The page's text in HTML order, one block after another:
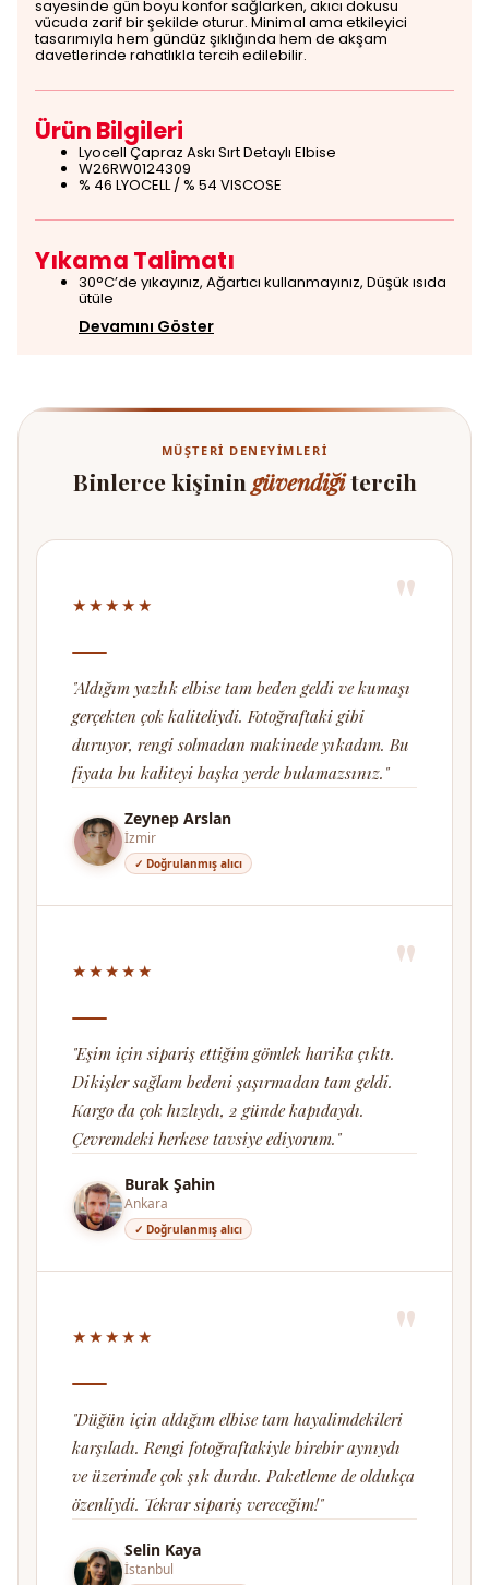
sayesinde gün boyu konfor sağlarken, akıcı dokusu
vücuda zarif bir şekilde oturur. Minimal ama etkileyici
tasarımıyla hem gündüz şıklığında hem de akşam
davetlerinde rahatlıkla tercih edilebilir.
Ürün Bilgileri
Lyocell Çapraz Askı Sırt Detaylı Elbise
W26RW0124309
% 46 LYOCELL / % 54 VISCOSE
Yıkama Talimatı
30°C’de yıkayınız, Ağartıcı kullanmayınız, Düşük ısıda
ütüle
Devamını Göster
MÜŞTERI DENEYIMLERI
Binlerce kişinin güvendiğitercih
★★★★★ "
"Aldığım yazlık elbise tam beden geldi ve kumaşı
gerçekten çok kaliteliydi. Fotoğraftaki gibi
duruyor, rengi solmadan makinede yıkadım. Bu
fiyata bu kaliteyi başka yerde bulamazsınız."
Zeynep Arslan
İzmir
✓ Doğrulanmış alıcı
★★★★★ "
"Eşim için sipariş ettiğim gömlek harika çıktı.
Dikişler sağlam bedeni şaşırmadan tam geldi.
Kargo da çok hızlıydı, 2 günde kapıdaydı.
Çevremdeki herkese tavsiye ediyorum."
Burak Şahin
Ankara
✓ Doğrulanmış alıcı
★★★★★ "
"Düğün için aldığım elbise tam hayalimdekileri
karşıladı. Rengi fotoğraftakiyle birebir aynıydı
ve üzerimde çok şık durdu. Paketleme de oldukça
özenliydi. Tekrar sipariş vereceğim!"
Selin Kaya
İstanbul